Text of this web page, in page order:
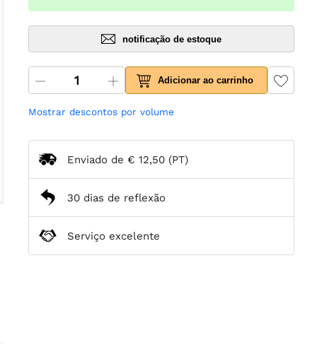
notificação de estoque
Adicionar ao carrinho
Mostrar descontos por volume
Enviado de € 12,50 (PT)
30 dias de reflexão
Serviço excelente